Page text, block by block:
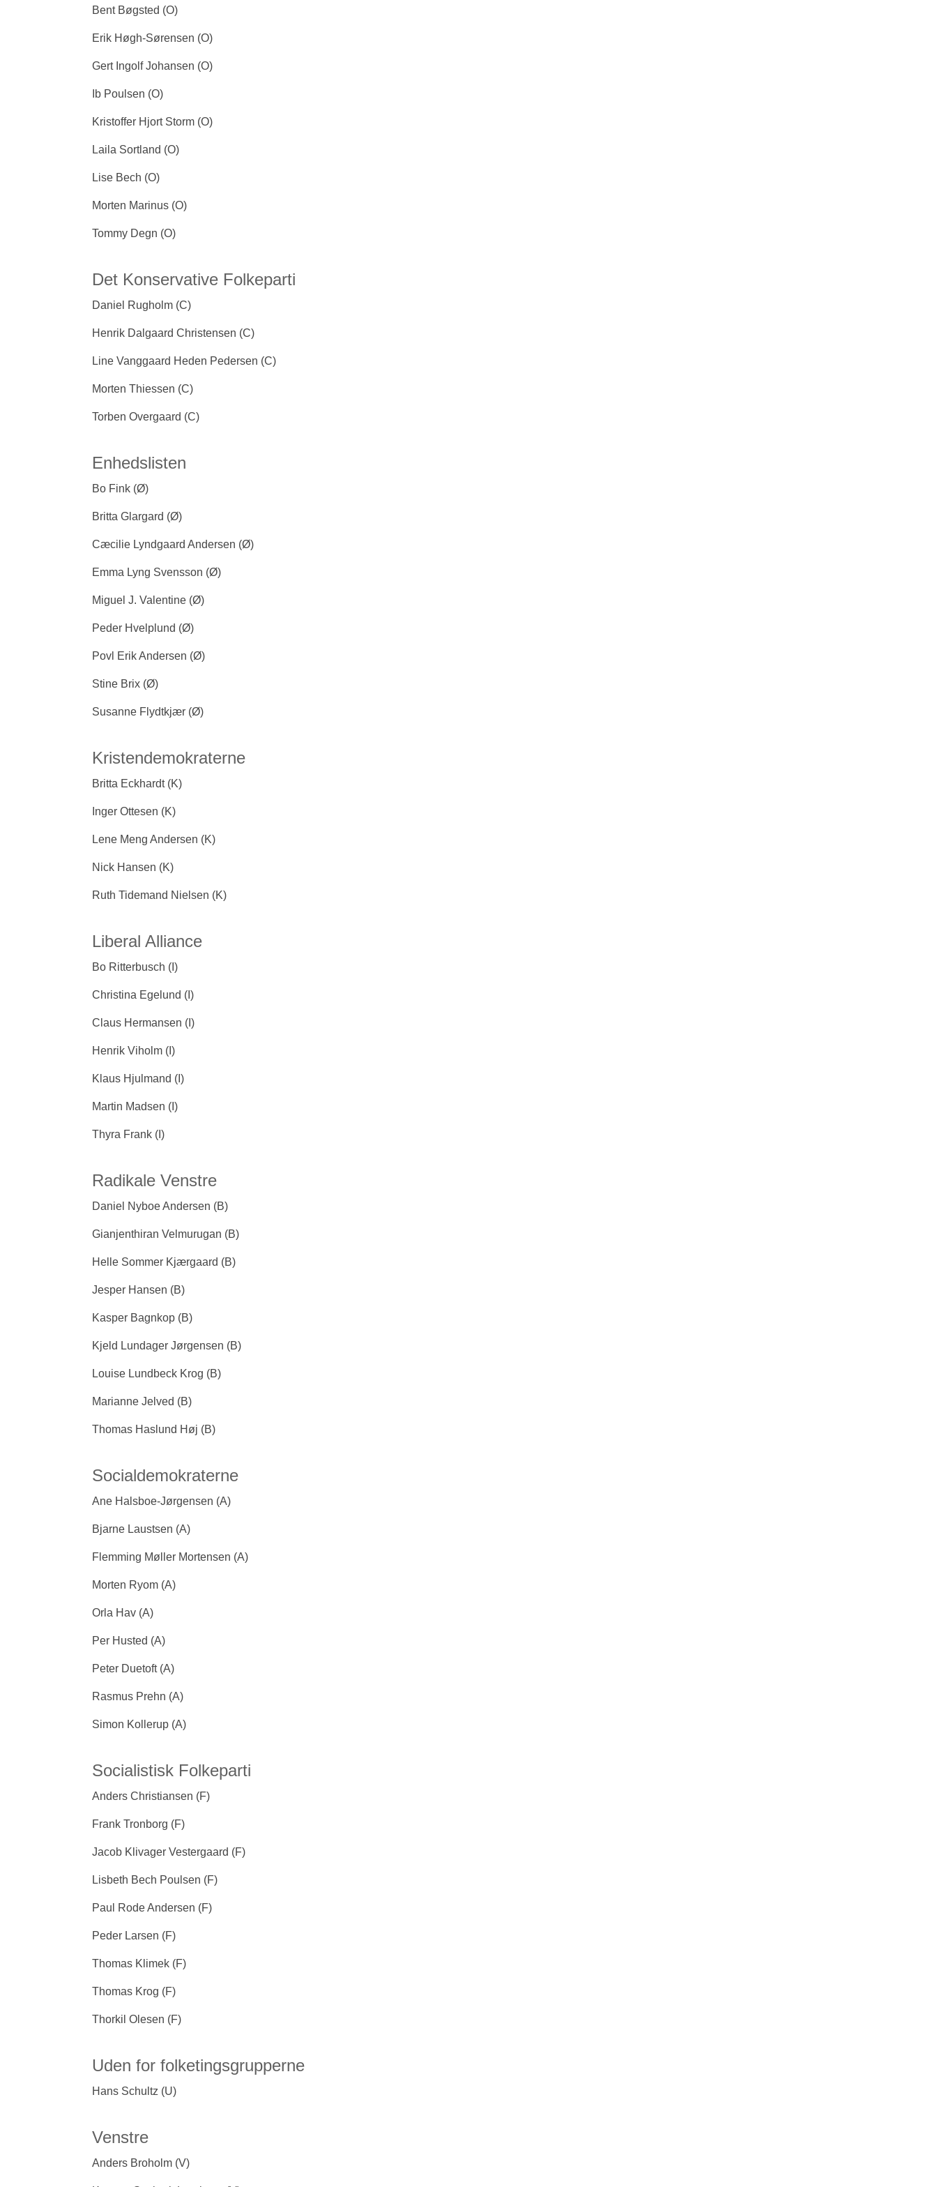
Bent Bøgsted (O)
Erik Høgh-Sørensen (O)
Gert Ingolf Johansen (O)
Ib Poulsen (O)
Kristoffer Hjort Storm (O)
Laila Sortland (O)
Lise Bech (O)
Morten Marinus (O)
Tommy Degn (O)
Det Konservative Folkeparti
Daniel Rugholm (C)
Henrik Dalgaard Christensen (C)
Line Vanggaard Heden Pedersen (C)
Morten Thiessen (C)
Torben Overgaard (C)
Enhedslisten
Bo Fink (Ø)
Britta Glargard (Ø)
Cæcilie Lyndgaard Andersen (Ø)
Emma Lyng Svensson (Ø)
Miguel J. Valentine (Ø)
Peder Hvelplund (Ø)
Povl Erik Andersen (Ø)
Stine Brix (Ø)
Susanne Flydtkjær (Ø)
Kristendemokraterne
Britta Eckhardt (K)
Inger Ottesen (K)
Lene Meng Andersen (K)
Nick Hansen (K)
Ruth Tidemand Nielsen (K)
Liberal Alliance
Bo Ritterbusch (I)
Christina Egelund (I)
Claus Hermansen (I)
Henrik Viholm (I)
Klaus Hjulmand (I)
Martin Madsen (I)
Thyra Frank (I)
Radikale Venstre
Daniel Nyboe Andersen (B)
Gianjenthiran Velmurugan (B)
Helle Sommer Kjærgaard (B)
Jesper Hansen (B)
Kasper Bagnkop (B)
Kjeld Lundager Jørgensen (B)
Louise Lundbeck Krog (B)
Marianne Jelved (B)
Thomas Haslund Høj (B)
Socialdemokraterne
Ane Halsboe-Jørgensen (A)
Bjarne Laustsen (A)
Flemming Møller Mortensen (A)
Morten Ryom (A)
Orla Hav (A)
Per Husted (A)
Peter Duetoft (A)
Rasmus Prehn (A)
Simon Kollerup (A)
Socialistisk Folkeparti
Anders Christiansen (F)
Frank Tronborg (F)
Jacob Klivager Vestergaard (F)
Lisbeth Bech Poulsen (F)
Paul Rode Andersen (F)
Peder Larsen (F)
Thomas Klimek (F)
Thomas Krog (F)
Thorkil Olesen (F)
Uden for folketingsgrupperne
Hans Schultz (U)
Venstre
Anders Broholm (V)